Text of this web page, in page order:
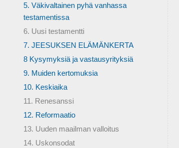
5. Väkivaltainen pyhä vanhassa
testamentissa
6. Uusi testamentti
7. JEESUKSEN ELÄMÄNKERTA
8 Kysymyksiä ja vastausyrityksiä
9. Muiden kertomuksia
10. Keskiaika
11. Renesanssi
12. Reformaatio
13. Uuden maailman valloitus
14. Uskonsodat